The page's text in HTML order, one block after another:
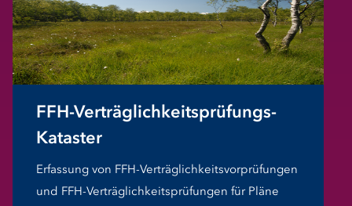
FFH-Verträglichkeitsprüfungs-
Kataster
Erfassung von FFH-Verträglichkeitsvorprüfungen
und FFH-Verträglichkeitsprüfungen für Pläne